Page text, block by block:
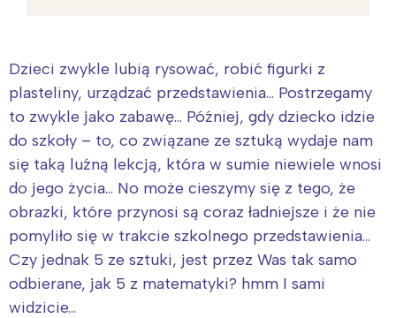
Dzieci zwykle lubią rysować, robić figurki z
plasteliny, urządzać przedstawienia… Postrzegamy
to zwykle jako zabawę… Później, gdy dziecko idzie
do szkoły – to, co związane ze sztuką wydaje nam
się taką luźną lekcją, która w sumie niewiele wnosi
do jego życia… No może cieszymy się z tego, że
obrazki, które przynosi są coraz ładniejsze i że nie
pomyliło się w trakcie szkolnego przedstawienia…
Czy jednak 5 ze sztuki, jest przez Was tak samo
odbierane, jak 5 z matematyki? hmm I sami
widzicie…